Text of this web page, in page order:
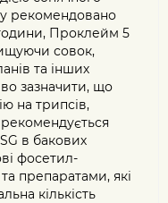
рекомендовано
Проклейм 5
совок,
та інших
зазначити, що
на трипсів,
в бакових
фосетил-
препаратами, які
кількість